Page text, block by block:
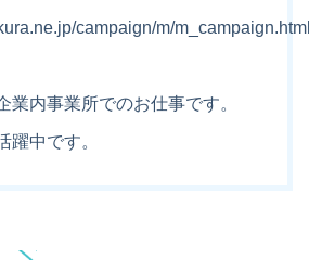
campaign/m/
業内事業所でのお仕事です。
躍中です。